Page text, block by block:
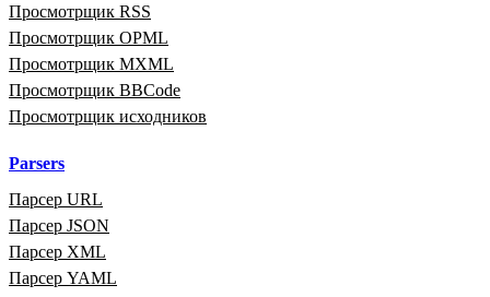
Просмотрщик RSS
Просмотрщик OPML
Просмотрщик MXML
Просмотрщик BBCode
Просмотрщик исходников
Parsers
Парсер URL
Парсер JSON
Парсер XML
Парсер YAML